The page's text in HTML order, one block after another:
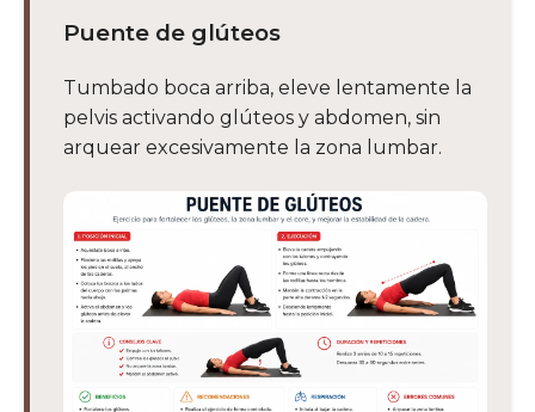
Puente de glúteos
Tumbado boca arriba, eleve lentamente la
pelvis activando glúteos y abdomen, sin
arquear excesivamente la zona lumbar.